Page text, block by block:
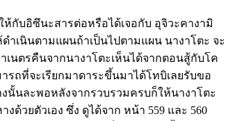
บอิซึนะสารต่อหรือได้เจอกับ อุจิวะคางามิ
ำเนินตามแผนถ้าเป็นไปตามแผน นางาโตะ จะ
นตรคืนจากนางาโตะเห็นได้จากตอนสู้กับโค
รถที่จะเรียกมาดาระขึ้นมาได้โทบิเลยรับขอ
นั้นละพอหลังจากรวบรวมครบก็ให้นางาโตะ
วยตัวเอง ซึ่ง ดูได้จาก หน้า 559 และ 560